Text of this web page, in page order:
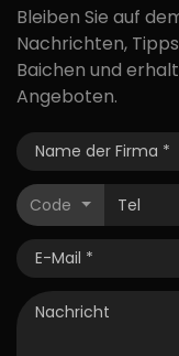
Bleiben Sie auf
Nachrichten,
Baichen und
Angeboten.
Code